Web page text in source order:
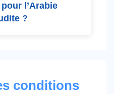
l’Arabie
?
conditions